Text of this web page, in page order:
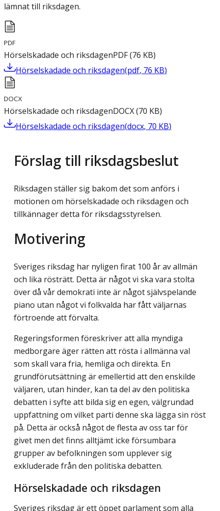
lämnat till riksdagen.
PDF
Hörselskadade och riksdagenPDF(76 KB)
Hörselskadade och riksdagen(pdf, 76 KB)
DOCX
Hörselskadade och riksdagenDOCX(70 KB)
Hörselskadade och riksdagen(docx, 70 KB)
Förslag till riksdagsbeslut
Riksdagen ställer sig bakom det som anförs i
motionen om hörselskadade och riksdagen och
tillkännager detta för riksdagsstyrelsen.
Motivering
Sveriges riksdag har nyligen firat 100 år av allmän
och lika rösträtt. Detta är något vi ska vara stolta
över då vår demokrati inte är något självspelande
piano utan något vi folkvalda har fått väljarnas
förtroende att förvalta.
Regeringsformen föreskriver att alla myndiga
medborgare äger rätten att rösta i allmänna val
som skall vara fria, hemliga och direkta. En
grundförutsättning är emellertid att den enskilde
väljaren, utan hinder, kan ta del av den politiska
debatten i syfte att bilda sig en egen, välgrundad
uppfattning om vilket parti denne ska lägga sin röst
på. Detta är också något de flesta av oss tar för
givet men det finns alltjämt icke försumbara
grupper av befolkningen som upplever sig
exkluderade från den politiska debatten.
Hörselskadade och riksdagen
Sveriges riksdag är ett öppet parlament som alla